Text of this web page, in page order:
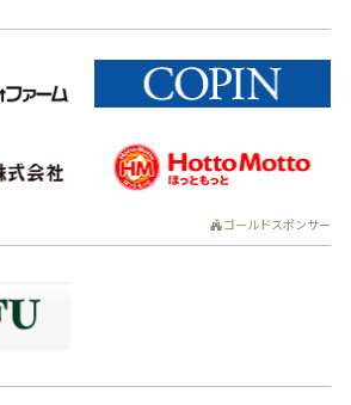
ゴールドスポンサー